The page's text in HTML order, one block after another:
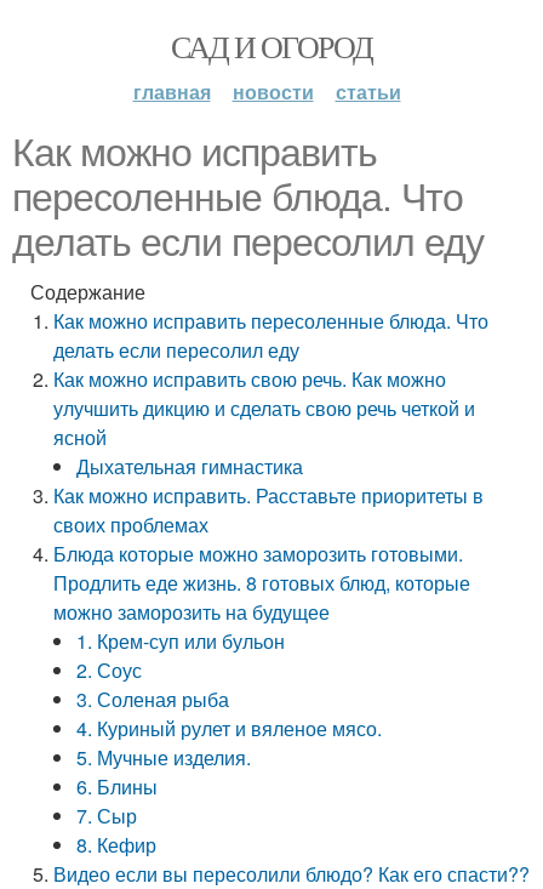
САД И ОГОРОД
главная новости статьи
Как можно исправить
пересоленные блюда. Что
делать если пересолил еду
Содержание
Как можно исправить пересоленные блюда. Что
делать если пересолил еду
Как можно исправить свою речь. Как можно
улучшить дикцию и сделать свою речь четкой и
ясной
Дыхательная гимнастика
Как можно исправить. Расставьте приоритеты в
своих проблемах
Блюда которые можно заморозить готовыми.
Продлить еде жизнь. 8 готовых блюд, которые
можно заморозить на будущее
1. Крем-суп или бульон
2. Соус
3. Соленая рыба
4. Куриный рулет и вяленое мясо.
5. Мучные изделия.
6. Блины
7. Сыр
8. Кефир
Видео если вы пересолили блюдо? Как его спасти??